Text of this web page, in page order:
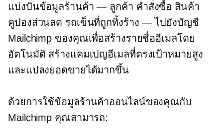
แบ่งปันข้อมูลร้านค้า — ลูกค้า คำสั่งซื้อ สินค้า
คูปองส่วนลด รถเข็นที่ถูกทิ้งร้าง — ไปยังบัญชี
Mailchimp ของคุณเพื่อสร้างรายชื่ออีเมลโดย
อัตโนมัติ สร้างแคมเปญอีเมลที่ตรงเป้าหมายสูง
และแปลงยอดขายได้มากขึ้น
ด้วยการใช้ข้อมูลร้านค้าออนไลน์ของคุณกับ
Mailchimp คุณสามารถ: